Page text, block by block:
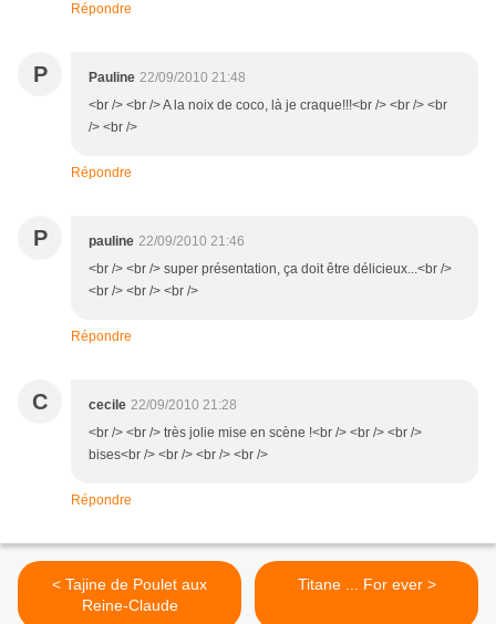
Répondre
P Pauline 22/09/2010 21:48
<br /> <br /> A la noix de coco, là je craque!!!<br /> <br /> <br
/> <br />
Répondre
P pauline 22/09/2010 21:46
<br /> <br /> super présentation, ça doit être délicieux...<br />
<br /> <br /> <br />
Répondre
C cecile 22/09/2010 21:28
<br /> <br /> très jolie mise en scène !<br /> <br /> <br />
bises<br /> <br /> <br /> <br />
Répondre
< Tajine de Poulet aux
Reine-Claude
Titane ... For ever >